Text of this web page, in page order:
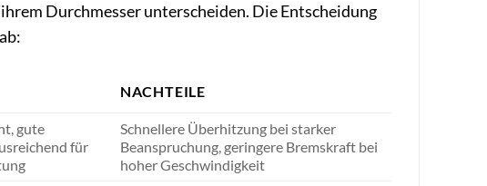
Durchmesser unterscheiden. Die Entscheidung
NACHTEILE
gute
für
Schnellere Überhitzung bei starker
Beanspruchung, geringere Bremskraft bei
hoher Geschwindigkeit